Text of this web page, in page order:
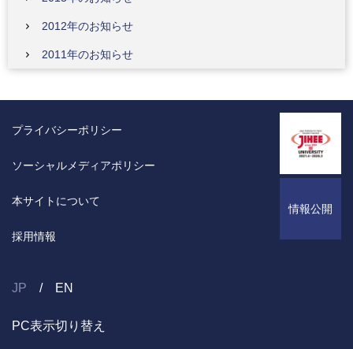
2012年のお知らせ
2011年のお知らせ
情報公開
プライバシーポリシー
ソーシャルメディアポリシー
本サイトについて
採用情報
JP EN
PC表示切り替え